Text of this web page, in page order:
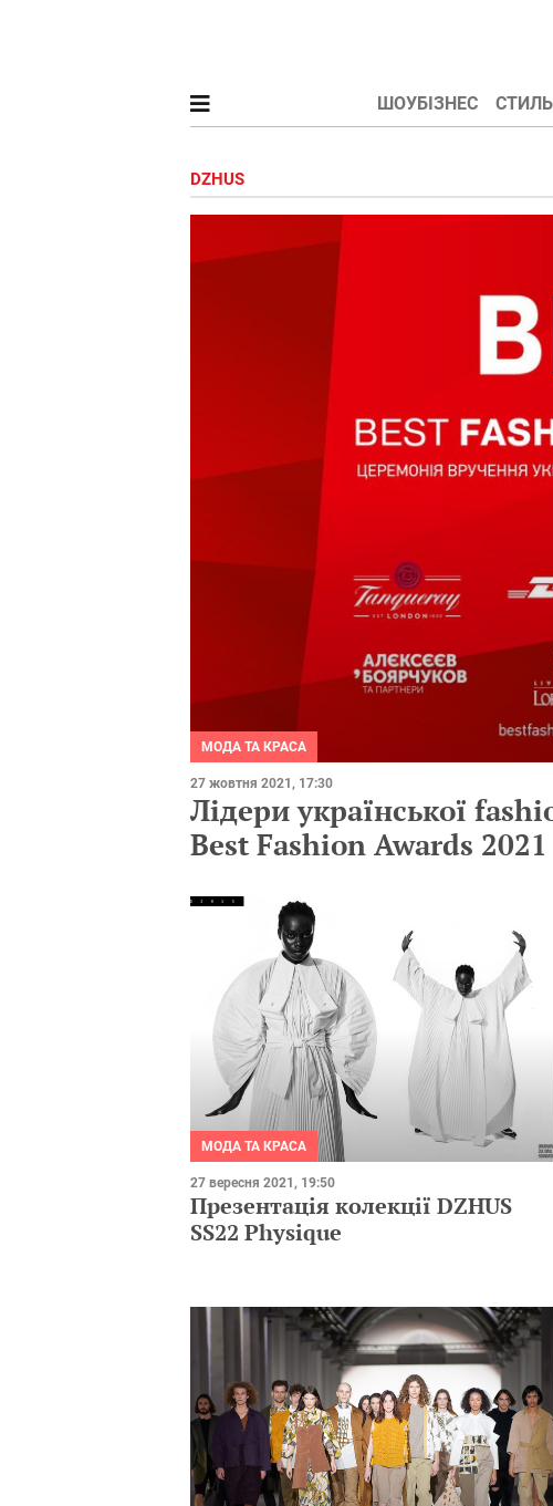
ШОУБІЗНЕС СТИЛЬ
DZHUS
МОДА ТА КРАСА
27 жовтня 2021, 17:30
Лідери української
Best Fashion Awards 2021
МОДА ТА КРАСА
27 вересня 2021, 19:50
Презентація колекції DZHUS
SS22 Physique